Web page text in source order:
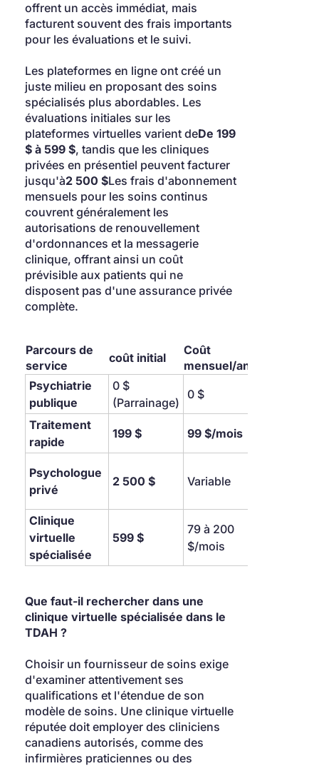
offrent un accès immédiat, mais
facturent souvent des frais importants
pour les évaluations et le suivi.
Les plateformes en ligne ont créé un
juste milieu en proposant des soins
spécialisés plus abordables. Les
évaluations initiales sur les
plateformes virtuelles varient deDe 199
$ à 599 $, tandis que les cliniques
privées en présentiel peuvent facturer
jusqu'à2 500 $Les frais d'abonnement
mensuels pour les soins continus
couvrent généralement les
autorisations de renouvellement
d'ordonnances et la messagerie
clinique, offrant ainsi un coût
prévisible aux patients qui ne
disposent pas d'une assurance privée
complète.
Parcours de
service
coût initial
Coût
mensuel/annuel
Psychiatrie
publique
0 $
(Parrainage)
0 $
Traitement
rapide
199 $ 99 $/mois
Psychologue
privé
2 500 $ Variable
Clinique
virtuelle
spécialisée
599 $
79 à 200
$/mois
Que faut-il rechercher dans une
clinique virtuelle spécialisée dans le
TDAH ?
Choisir un fournisseur de soins exige
d'examiner attentivement ses
qualifications et l'étendue de son
modèle de soins. Une clinique virtuelle
réputée doit employer des cliniciens
canadiens autorisés, comme des
infirmières praticiennes ou des